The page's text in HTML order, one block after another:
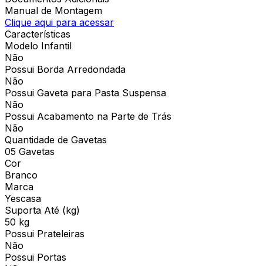
Manual de Montagem
Clique aqui para acessar
Características
Modelo Infantil
Não
Possui Borda Arredondada
Não
Possui Gaveta para Pasta Suspensa
Não
Possui Acabamento na Parte de Trás
Não
Quantidade de Gavetas
05 Gavetas
Cor
Branco
Marca
Yescasa
Suporta Até (kg)
50 kg
Possui Prateleiras
Não
Possui Portas